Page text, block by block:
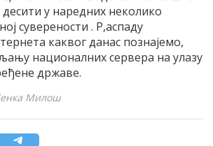
десити у наредних неколико
суверености . Р,аспаду
каквог данас познајемо,
националних сервера на улазу
државе.
Милош